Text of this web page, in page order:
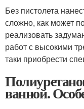
Без пистолета
сложно, как может
реализовать
работ с высокими
таки приобрести
ванной.